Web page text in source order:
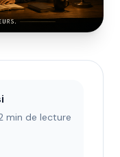
min de lecture